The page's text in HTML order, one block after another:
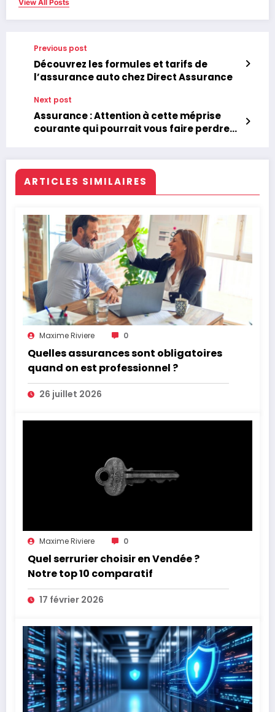
View All Posts
Previous post
Découvrez les formules et tarifs de
l’assurance auto chez Direct Assurance
Next post
Assurance : Attention à cette méprise
courante qui pourrait vous faire perdre
ARTICLES SIMILAIRES
Maxime Riviere 0
Quelles assurances sont obligatoires
quand on est professionnel ?
26 juillet 2026
Maxime Riviere 0
Quel serrurier choisir en Vendée ?
Notre top 10 comparatif
17 février 2026